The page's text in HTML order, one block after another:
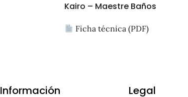
Kairo – Maestre Baños
Ficha técnica (PDF)
Información Legal